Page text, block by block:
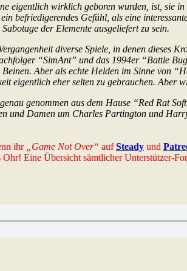
eigentlich wirklich geboren wurden, ist, sie
Gefühl, als eine
der Elemente ausgeliefert zu sein.
diverse Spiele, in denen dieses
“SimAnt” und das 1994er “Battle
Aber als echte Helden im Sinne von
eher selten zu gebrauchen. Aber
genommen aus dem Hause “Red Rat
und Damen um Charles Partington und
ihr „Game Not Over“ aufSteady und
Eine Übersicht sämtlicher Unterstützer-